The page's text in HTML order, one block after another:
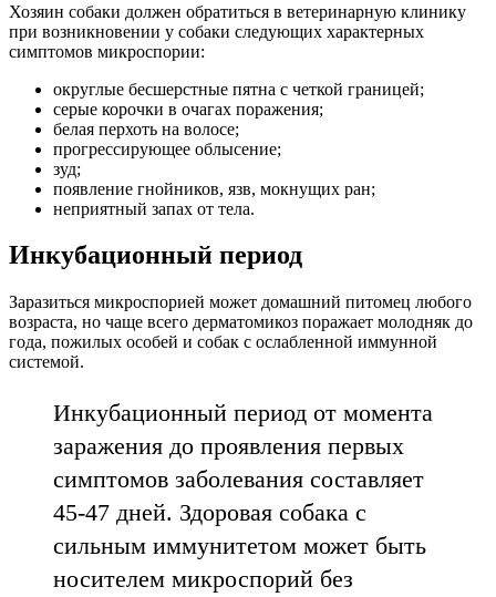
Хозяин собаки должен обратиться в ветеринарную клинику
при возникновении у собаки следующих характерных
симптомов микроспории:
округлые бесшерстные пятна с четкой границей;
серые корочки в очагах поражения;
белая перхоть на волосе;
прогрессирующее облысение;
зуд;
появление гнойников, язв, мокнущих ран;
неприятный запах от тела.
Инкубационный период
Заразиться микроспорией может домашний питомец любого
возраста, но чаще всего дерматомикоз поражает молодняк до
года, пожилых особей и собак с ослабленной иммунной
системой.
Инкубационный период от момента
заражения до проявления первых
симптомов заболевания составляет
45-47 дней. Здоровая собака с
сильным иммунитетом может быть
носителем микроспорий без